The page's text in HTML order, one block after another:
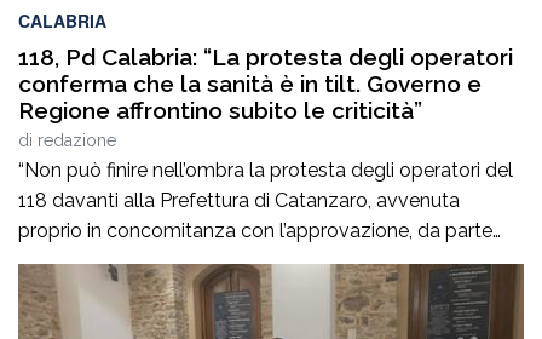
CALABRIA
118, Pd Calabria: “La protesta degli operatori
conferma che la sanità è in tilt. Governo e
Regione affrontino subito le criticità”
di redazione
“Non può finire nell’ombra la protesta degli operatori del
118 davanti alla Prefettura di Catanzaro, avvenuta
proprio in concomitanza con l’approvazione, da parte
del Consiglio dei ministri, del nuovo Programma
operativo della sanità calabrese per il triennio 2026-
2028. È l’ennesima denuncia del personale della sanità,